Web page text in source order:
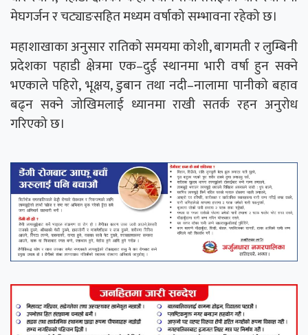
मेघगर्जन र चट्याङसहित मध्यम वर्षाको सम्भावना रहेको छ।
महाशाखाका अनुसार रातिको समयमा कोशी, बागमती र लुम्बिनी
प्रदेशका पहाडी क्षेत्रमा एक–दुई स्थानमा भारी वर्षा हुन सक्ने
भएकाले पहिरो, भूक्षय, डुबान तथा नदी–नालामा पानीको बहाव
बढ्न सक्ने जोखिमलाई ध्यानमा राखी सतर्क रहन अनुरोध
गरिएको छ।